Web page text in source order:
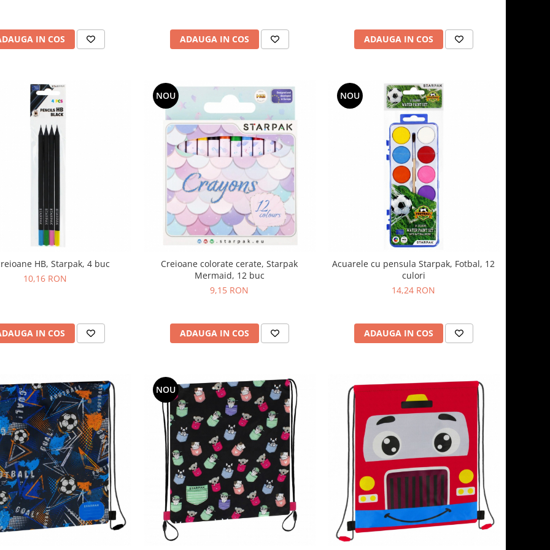
IN COS ADAUGA IN COS ADAUGA IN COS
HB, Starpak, 4 buc
10,16 RON
IN COS
NOU
Creioane colorate cerate, Starpak
Mermaid, 12 buc
9,15 RON
ADAUGA IN COS
NOU
Acuarele cu pensula Starpak, Fotbal, 12
culori
14,24 RON
ADAUGA IN COS
NOU